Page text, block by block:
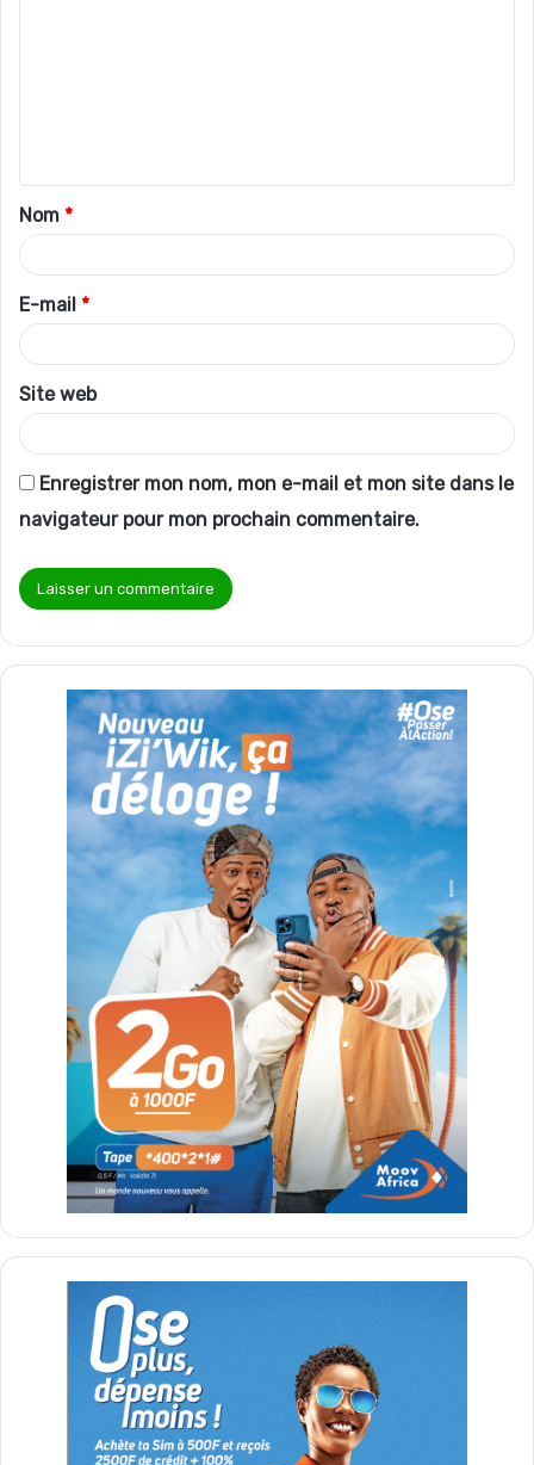
t
a
i
r
e
*
Nom *
E-mail *
Site web
Enregistrer mon nom, mon e-mail et mon site dans le
navigateur pour mon prochain commentaire.